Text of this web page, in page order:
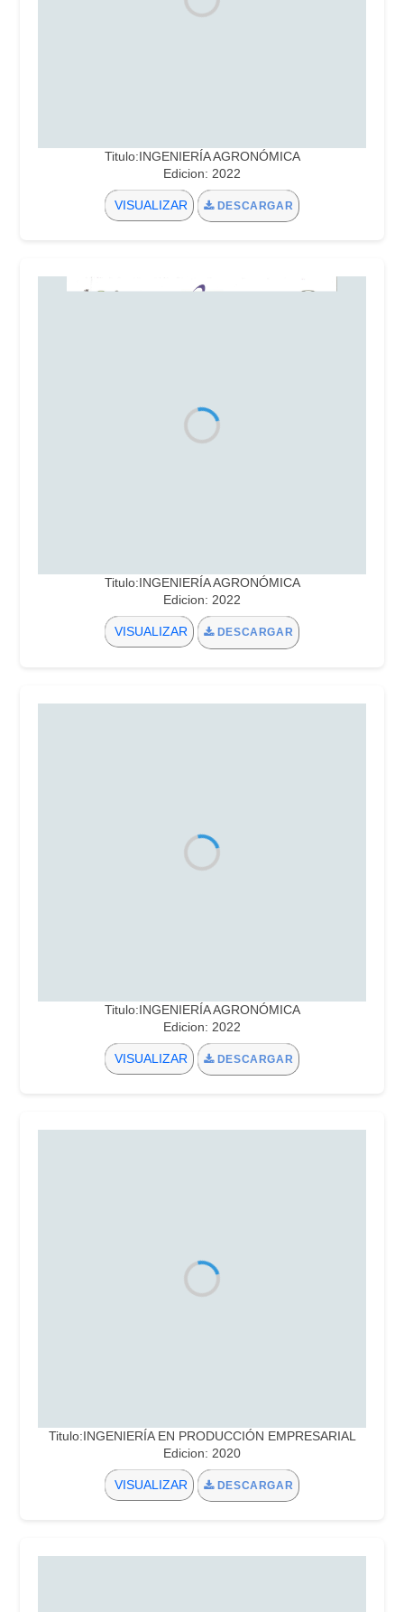
Titulo:INGENIERÍA AGRONÓMICA
Edicion: 2022
VISUALIZAR DESCARGAR
Titulo:INGENIERÍA AGRONÓMICA
Edicion: 2022
VISUALIZAR DESCARGAR
Titulo:INGENIERÍA AGRONÓMICA
Edicion: 2022
VISUALIZAR DESCARGAR
Titulo:INGENIERÍA EN PRODUCCIÓN EMPRESARIAL
Edicion: 2020
VISUALIZAR DESCARGAR